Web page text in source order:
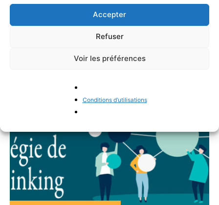
Accepter
Refuser
Voir les préférences
Conditions d’utilisations
(Et comment le référencement naturel peut il
profiter à votre entreprise) Avec près d'un tiers des
clients entamant leur processus d'achat en ligne via